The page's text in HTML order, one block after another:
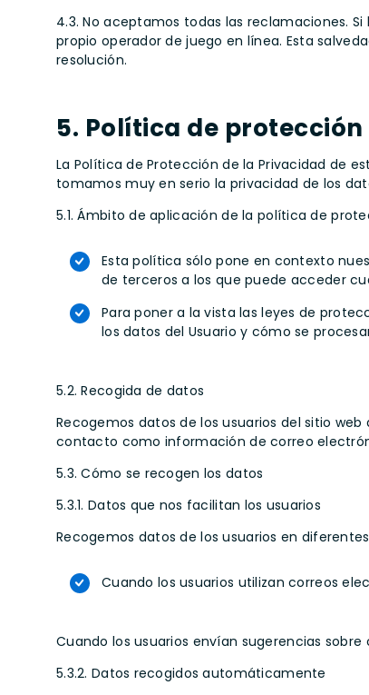
4.3. No aceptamos todas las reclamaciones.
propio operador de juego en línea. Esta
resolución.
5. Política de
La Política de Protección de la Privacidad de
tomamos muy en serio la privacidad de los
5.1. Ámbito de aplicación de la política de
Esta política sólo pone en contexto
de terceros a los que puede acceder
Para poner a la vista las leyes de
los datos del Usuario y cómo se
5.2. Recogida de datos
Recogemos datos de los usuarios del sitio
contacto como información de correo
5.3. Cómo se recogen los datos
5.3.1. Datos que nos facilitan los usuarios
Recogemos datos de los usuarios en
Cuando los usuarios utilizan correos
Cuando los usuarios envían sugerencias
5.3.2. Datos recogidos automáticamente